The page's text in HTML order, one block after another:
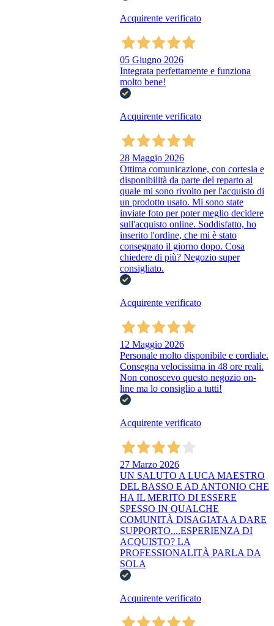
Acquirente verificato
05 Giugno 2026
Integrata perfettamente e funziona
molto bene!
Acquirente verificato
28 Maggio 2026
Ottima comunicazione, con cortesia e
disponibilità da parte del reparto al
quale mi sono rivolto per l'acquisto di
un prodotto usato. Mi sono state
inviate foto per poter meglio decidere
sull'acquisto online. Soddisfatto, ho
inserito l'ordine, che mi è stato
consegnato il giorno dopo. Cosa
chiedere di più? Negozio super
consigliato.
Acquirente verificato
12 Maggio 2026
Personale molto disponibile e cordiale.
Consegna velocissima in 48 ore reali.
Non conoscevo questo negozio on-
line ma lo consiglio a tutti!
Acquirente verificato
27 Marzo 2026
UN SALUTO A LUCA MAESTRO
DEL BASSO E AD ANTONIO CHE
HA IL MERITO DI ESSERE
SPESSO IN QUALCHE
COMUNITÀ DISAGIATA A DARE
SUPPORTO....ESPERIENZA DI
ACQUISTO? LA
PROFESSIONALITÀ PARLA DA
SOLA
Acquirente verificato